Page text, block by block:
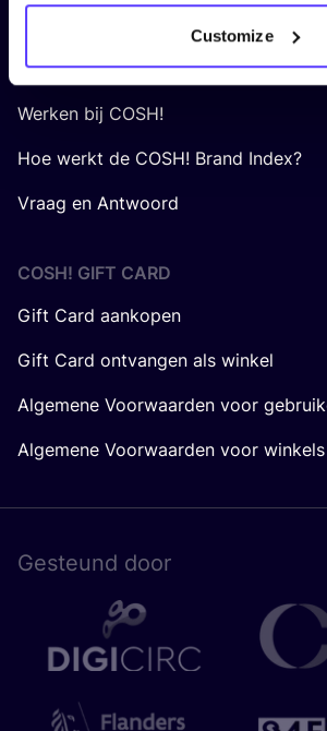
Customize
Jouw organisatie op COSH!
Over ons
Werken bij COSH!
Hoe werkt de COSH! Brand Index?
Vraag en Antwoord
COSH! GIFT CARD
Gift Card aankopen
Gift Card ontvangen als winkel
Algemene Voorwaarden voor
Algemene Voorwaarden voor winkels
Gesteund door